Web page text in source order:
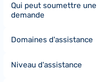
Qui peut soumettre une
demande
Domaines d'assistance
Niveau d'assistance